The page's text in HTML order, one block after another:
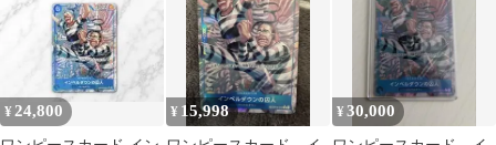
¥ 24,800 ¥ 15,998 ¥30,000